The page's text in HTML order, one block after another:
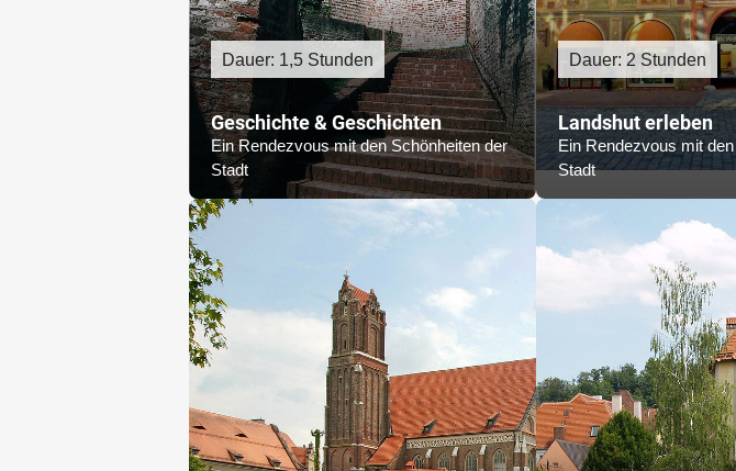
Dauer: 1,5 Stunden
Geschichte & Geschichten
Ein Rendezvous mit den Schönheiten der
Stadt
Dauer: 2 Stunden
Landshut erleben
Ein Rendezvous mit
Stadt